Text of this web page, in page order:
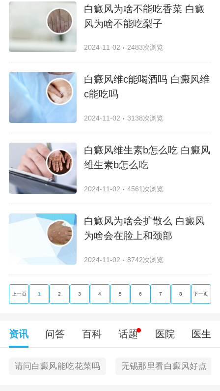
白癜风为啥不能吃香菜 白癜
风为啥不能吃梨子
2024-11-02 2483次浏览
白癜风维c能喝酒吗 白癜风维
c能吃吗
2024-11-02 3138次浏览
白癜风维生素b怎么吃 白癜风
维生素b怎么吃
2024-11-02 4561次浏览
白癜风为啥会扩散么 白癜风
为啥会在脸上和颈部
2024-11-02 8742次浏览
上一页 1 2 3 4 5 6 7 8 下一页
资讯 问答 百科 话题 医院 医生
请问白癜风能吃花菜吗 无锡那里看白癜风好点